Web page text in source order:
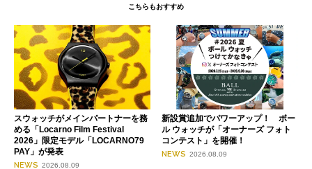
こちらもおすすめ
スウォッチがメインパートナーを務
める「Locarno Film Festival
2026」限定モデル「LOCARNO79
PAY」が発表
NEWS 2026.08.09
新設賞追加でパワーアップ！ ボー
ル ウォッチが「オーナーズ フォト
コンテスト」を開催！
NEWS 2026.08.09